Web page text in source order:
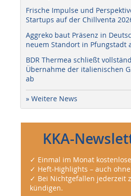
Frische Impulse und
Startups auf der Chillventa
Aggreko baut Präsenz in
neuem Standort in Pfungstadt
BDR Thermea schließt
Übernahme der italienischen
ab
» Weitere News
KKA-
✓ Einmal im Monat
✓ Heft-Highlights – auch
✓ Bei Nichtgefallen jederzeit
kündigen.